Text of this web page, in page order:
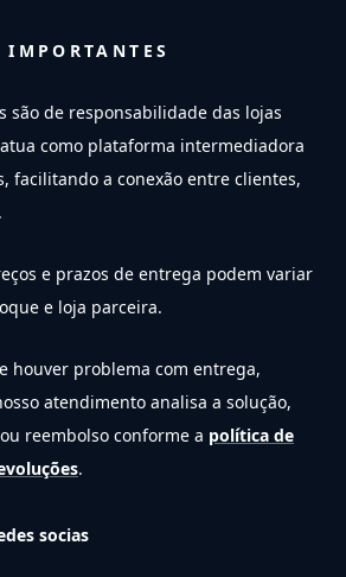
são de responsabilidade das lojas
como plataforma intermediadora
facilitando a conexão entre clientes,
e prazos de entrega podem variar
e loja parceira.
houver problema com entrega,
atendimento analisa a solução,
reembolso conforme a política de
.
socias